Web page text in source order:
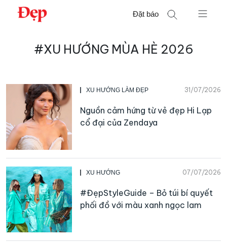
Chuyển
Đặt báo
#XU HƯỚNG MÙA HÈ 2026
XU HƯỚNG LÀM ĐẸP 31/07/2026
Nguồn cảm hứng từ vẻ đẹp Hi Lạp
cổ đại của Zendaya
XU HƯỚNG 07/07/2026
#ĐẹpStyleGuide – Bỏ túi bí quyết
phối đồ với màu xanh ngọc lam